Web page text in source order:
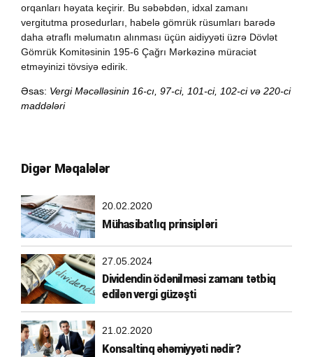
orqanları həyata keçirir. Bu səbəbdən, idxal zamanı
vergitutma prosedurları, habelə gömrük rüsumları barədə
daha ətraflı məlumatın alınması üçün aidiyyəti üzrə Dövlət
Gömrük Komitəsinin 195-6 Çağrı Mərkəzinə müraciət
etməyinizi tövsiyə edirik.
Əsas: Vergi Məcəlləsinin 16-cı, 97-ci, 101-ci, 102-ci və 220-ci
maddələri
Digər Məqalələr
20.02.2020
Mühasibatlıq prinsipləri
27.05.2024
Dividendin ödənilməsi zamanı tətbiq
edilən vergi güzəşti
21.02.2020
Konsaltinq əhəmiyyəti nədir?